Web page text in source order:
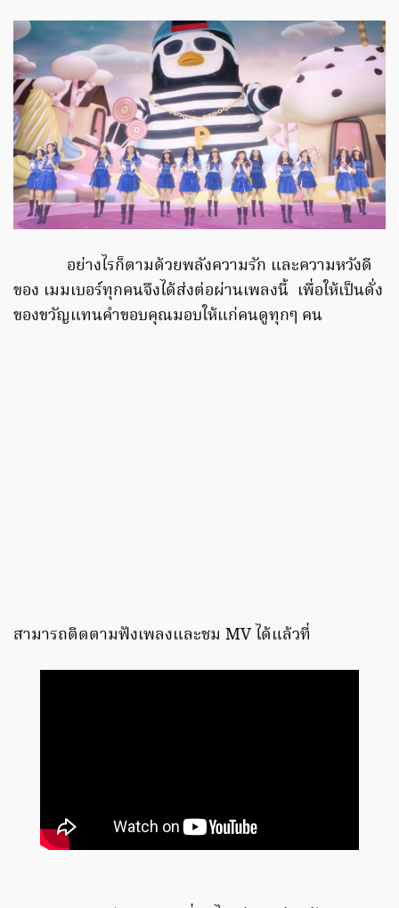
อย่างไรก็ตามด้วยพลังความรัก และความหวังดี
ของ เมมเบอร์ทุกคนจึงได้ส่งต่อผ่านเพลงนี้ เพื่อให้เป็นดั่ง
ของขวัญแทนคำขอบคุณมอบให้แก่คนดูทุกๆ คน
สามารถติดตามฟังเพลงและชม MV ได้แล้วที่